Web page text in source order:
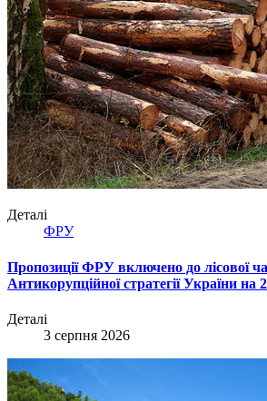
Деталі
ФРУ
Пропозиції ФРУ включено до лісової
Антикорупційної стратегії України на
Деталі
3 серпня 2026